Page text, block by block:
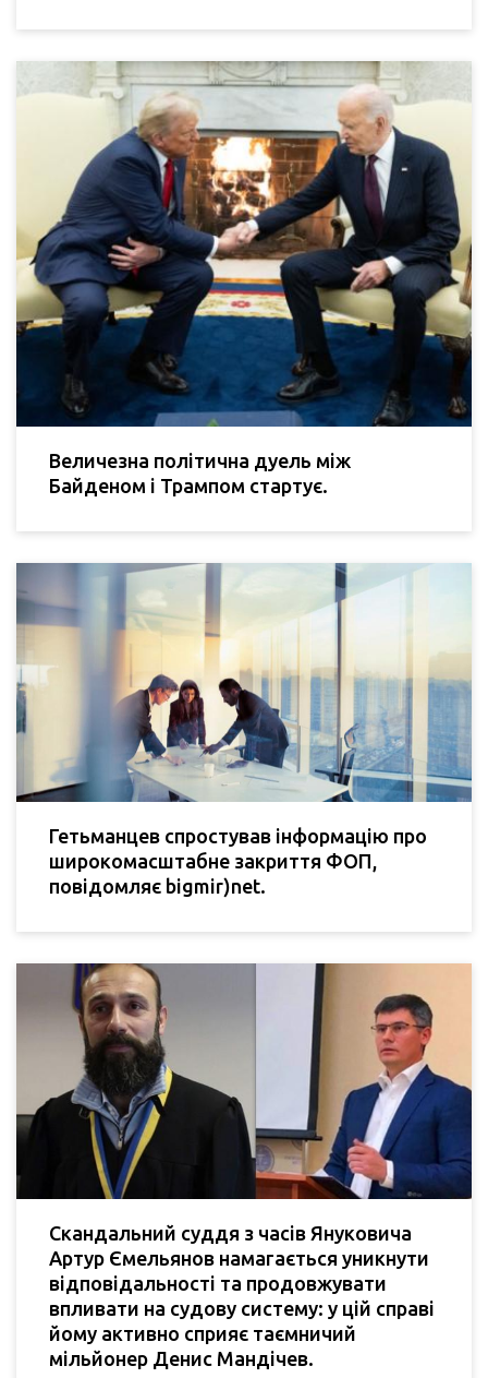
Величезна політична дуель між
Байденом і Трампом стартує.
Гетьманцев спростував інформацію про
широкомасштабне закриття ФОП,
повідомляє bigmir)net.
Скандальний суддя з часів Януковича
Артур Ємельянов намагається уникнути
відповідальності та продовжувати
впливати на судову систему: у цій справі
йому активно сприяє таємничий
мільйонер Денис Мандічев.